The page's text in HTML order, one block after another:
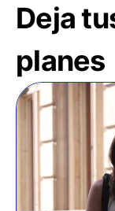
Deja
planes